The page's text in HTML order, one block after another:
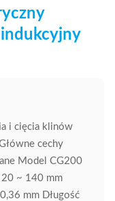
i cięcia klinów
cechy
Model CG200
~ 140 mm
mm Długość